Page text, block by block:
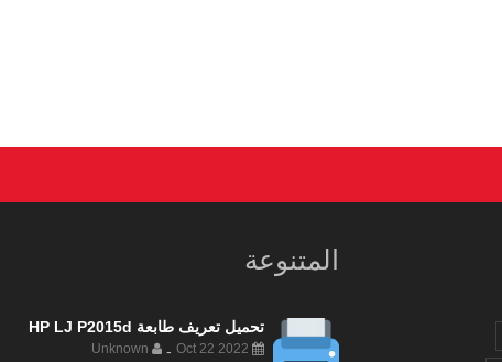
المتنوعة
تحميل تعريف طابعة HP LJ P2015d
-